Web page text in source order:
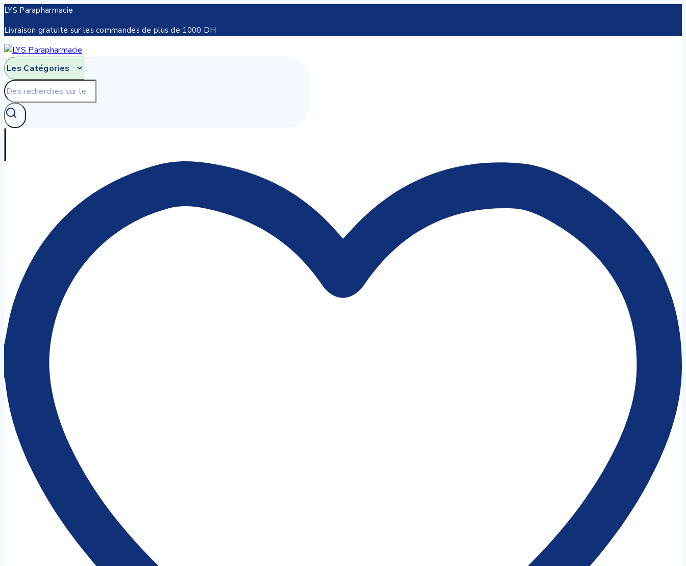
Skip
content
LYS Parapharmacie
Livraison gratuite sur les commandes de plus de 1000 DH
Recherche
pour: